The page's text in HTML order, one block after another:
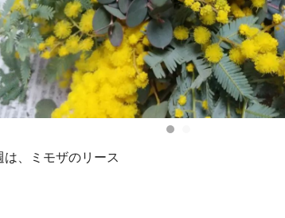
は、ミモザのリース